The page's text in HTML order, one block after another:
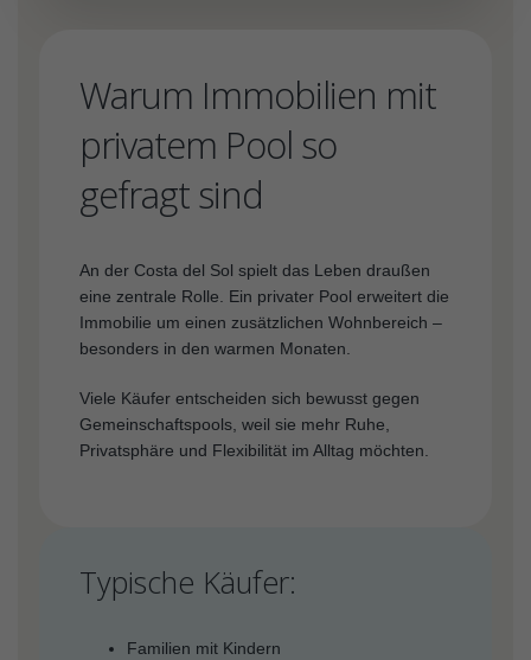
Warum Immobilien mit
privatem Pool so
gefragt sind
An der Costa del Sol spielt das Leben draußen
eine zentrale Rolle. Ein privater Pool erweitert die
Immobilie um einen zusätzlichen Wohnbereich –
besonders in den warmen Monaten.
Viele Käufer entscheiden sich bewusst gegen
Gemeinschaftspools, weil sie mehr Ruhe,
Privatsphäre und Flexibilität im Alltag möchten.
Typische Käufer:
Familien mit Kindern